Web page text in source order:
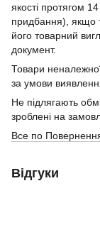
якості протягом
придбання), якщо
його товарний
документ.
Товари
за умови
Не підлягають
зроблені на
Все по
Відгуки